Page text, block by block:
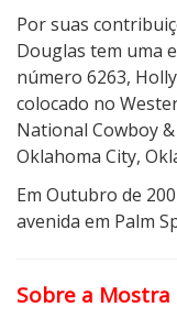
i
o
d
e
J
a
n
e
o
Por suas
Douglas tem uma
número 6263,
colocado no
National Cowboy
Oklahoma City,
Em Outubro de
avenida em Palm
Sobre a Mostra